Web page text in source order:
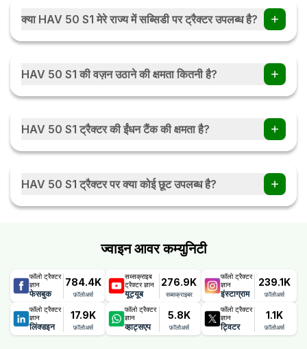
/ त्रैमासिक / या मौसमी ईएमआई पर ईएमआई विकल्प की जाँच करें ईएमआई
कैलकुलेटर
क्या HAV 50 S1 मेरे राज्य में सब्सिडी पर ट्रैक्टर उपलब्ध है?
हाँ, ट्रैक्टर सब्सिडी भारत के हर राज्य में उपलब्ध है। सब्सिडी की राशि राज्य
सरकार के नियमों के अनुसार राज्य दर राज्य बदल सकती है। ट्रैक्टर सब्सिडी के
बारे में अधिक जानने के लिए आप देख सकते हैं ट्रैक्टर सब्सिडी
HAV 50 S1 की वज़न उठाने की क्षमता कितनी है?
HAV 50 S1 की वज़न उठाने की क्षमता 1800 Kg हैं।
HAV 50 S1 ट्रैक्टर की ईंधन टैंक की क्षमता है?
HAV 50 S1 ट्रैक्टर की ईंधन टैंक की क्षमता 60 Ltr हैं।
HAV 50 S1 ट्रैक्टर पर क्या कोई छूट उपलब्ध है?
छूट और ऑफ़र डीलरों द्वारा प्रदान किए जाते हैं जो समय-समय पर बदलते रहते
ज्वाइन आवर कम्युनिटी
फॉलो ट्रैक्टर
ज्ञान
फेसबुक
784.4K
फ़ॉलोअर्स
सब्सक्राइब
ट्रैक्टर ज्ञान
यूट्यूब
276.9K
सब्सक्राइबर
फॉलो ट्रैक्टर
ज्ञान
इंस्टाग्राम
239.1K
फ़ॉलोअर्स
फॉलो ट्रैक्टर
ज्ञान
लिंक्डइन
17.9K
फ़ॉलोअर्स
फॉलो ट्रैक्टर
ज्ञान
व्हाट्सएप
5.8K
फ़ॉलोअर्स
फॉलो ट्रैक्टर
ज्ञान
ट्विटर
1.1K
फ़ॉलोअर्स